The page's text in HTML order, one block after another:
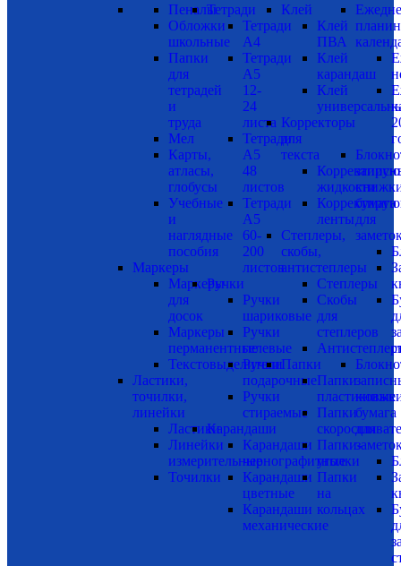
Пеналы
Обложки
школьные
Папки
для
тетрадей
и
труда
Мел
Карты,
атласы,
глобусы
Учебные
и
наглядные
пособия
Маркеры
Маркеры
для
досок
Маркеры
перманентные
Текстовыделители
Ластики,
точилки,
линейки
Ластики
Линейки
измерительные
Точилки
Тетради
Тетради
А4
Тетради
А5
12-
24
листа
Тетради
А5
48
листов
Тетради
А5
60-
200
листов
Ручки
Ручки
шариковые
Ручки
гелевые
Ручки
подарочные
Ручки
стираемые
Карандаши
Карандаши
чернографитные
Карандаши
цветные
Карандаши
механические
Клей
Клей
ПВА
Клей
карандаш
Клей
Корректоры
для
текста
жидкости
ленты
Степлеры,
скобы,
антистеплеры
Степлеры
Скобы
для
степлеров
Папки
Папки
пластиковые
Папки
Папки-
уголки
Папки
на
кольцах
бумага
для
бумага
для